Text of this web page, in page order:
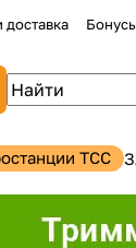
доставка
TCC